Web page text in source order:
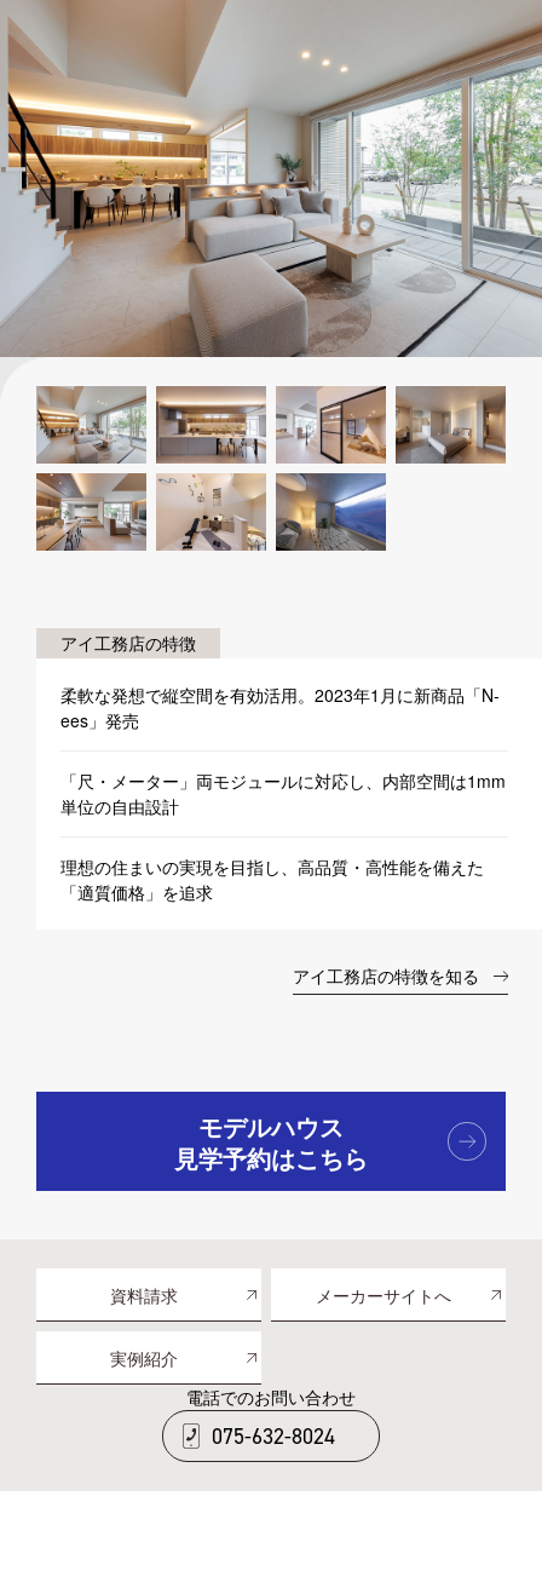
アイ工務店の特徴
柔軟な発想で縦空間を有効活用。2023年1月に新商品「N-
ees」発売
「尺・メーター」両モジュールに対応し、内部空間は1mm
単位の自由設計
理想の住まいの実現を目指し、高品質・高性能を備えた
「適質価格」を追求
アイ工務店の特徴を知る
モデルハウス
見学予約はこちら
資料請求 メーカーサイトへ
実例紹介
電話でのお問い合わせ
075-632-8024